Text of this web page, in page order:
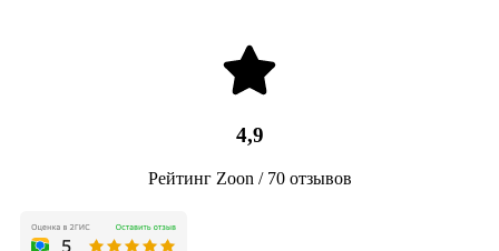
4,9
Рейтинг Zoon / 70 отзывов